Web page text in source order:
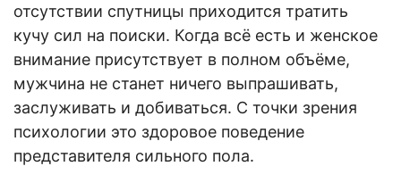
отсутствии спутницы приходится тратить
кучу сил на поиски. Когда всё есть и женское
внимание присутствует в полном объёме,
мужчина не станет ничего выпрашивать,
заслуживать и добиваться. С точки зрения
психологии это здоровое поведение
представителя сильного пола.